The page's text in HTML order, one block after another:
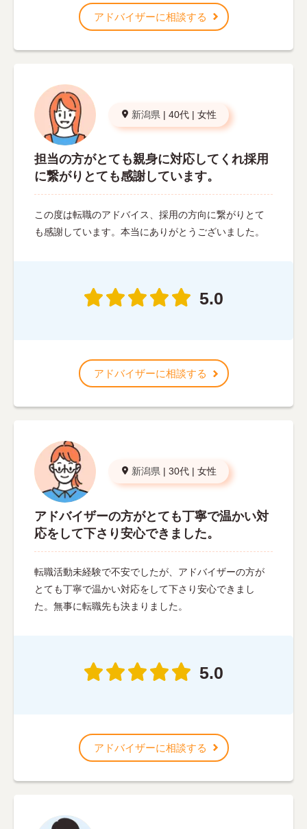
アドバイザーに相談する
新潟県 | 40代 | 女性
担当の方がとても親身に対応してくれ採用
に繋がりとても感謝しています。
この度は転職のアドバイス、採用の方向に繋がりとて
も感謝しています。本当にありがとうございました。
5.0
アドバイザーに相談する
新潟県 | 30代 | 女性
アドバイザーの方がとても丁寧で温かい対
応をして下さり安心できました。
転職活動未経験で不安でしたが、アドバイザーの方が
とても丁寧で温かい対応をして下さり安心できまし
た。無事に転職先も決まりました。
5.0
アドバイザーに相談する